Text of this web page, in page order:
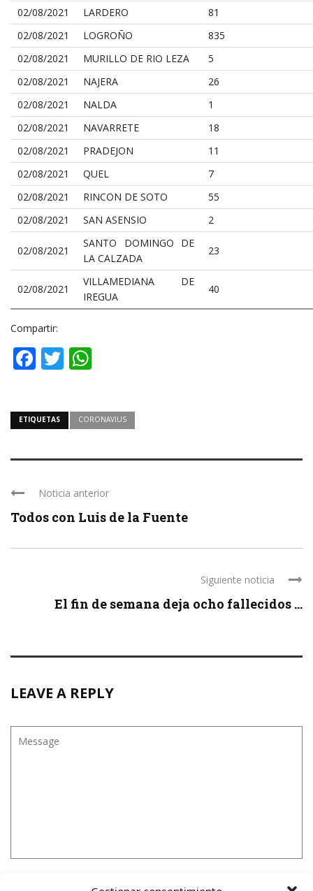
02/08/2021
LARDERO
81
02/08/2021
LOGROÑO
835
02/08/2021
MURILLO DE RIO LEZA
5
02/08/2021
NAJERA
26
02/08/2021
NALDA
1
02/08/2021
NAVARRETE
18
02/08/2021
PRADEJON
11
02/08/2021
QUEL
7
02/08/2021
RINCON DE SOTO
55
02/08/2021
SAN ASENSIO 2
02/08/2021
SANTO DOMINGO DE
LA CALZADA
23
02/08/2021
VILLAMEDIANA DE
IREGUA
40
Compartir:
Facebook
Twitter
ETIQUETAS CORONAVIUS
Noticia anterior
Todos con Luis de la Fuente
Siguiente noticia
El fin de semana deja ocho fallecidos ...
LEAVE A REPLY